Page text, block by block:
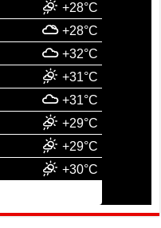
+28°C
+28°C
+32°C
+31°C
+31°C
+29°C
+29°C
+30°C